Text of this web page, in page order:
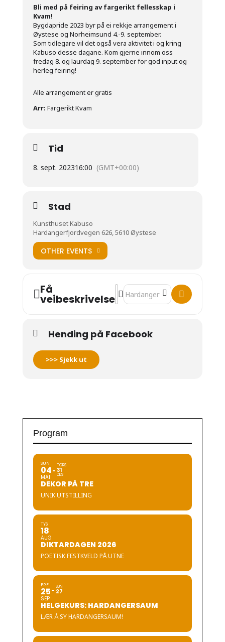
Bli med på feiring av fargerikt fellesskap i
Kvam!
Bygdapride 2023 byr på ei rekkje arrangement i
Øystese og Norheimsund 4.-9. september.
Som tidlegare vil det også vera aktivitet i og kring
Kabuso desse dagane. Kom gjerne innom oss
fredag 8. og laurdag 9. september for god input og
herleg feiring!
Alle arrangement er gratis
Arr: Fargerikt Kvam
Tid
8. sept. 202316:00 (GMT+00:00)
Stad
Kunsthuset Kabuso
Hardangerfjordvegen 626, 5610 Øystese
OTHER EVENTS
Få
veibeskrivelse
Address - Bygdapride 2023
Destination Address -
Hending på Facebook
>>> Sjekk ut
Program
SUN
04
MAI
TORS
31
DES
DEKOR PÅ TRE
UNIK UTSTILLING
TYS
18
AUG
DIKTARDAGEN 2026
POETISK FESTKVELD PÅ UTNE
FRE
25
SEP
SUN
27
HELGEKURS: HARDANGERSAUM
LÆR Å SY HARDANGERSAUM!